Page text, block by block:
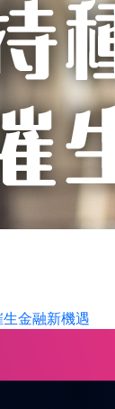
金融新機遇